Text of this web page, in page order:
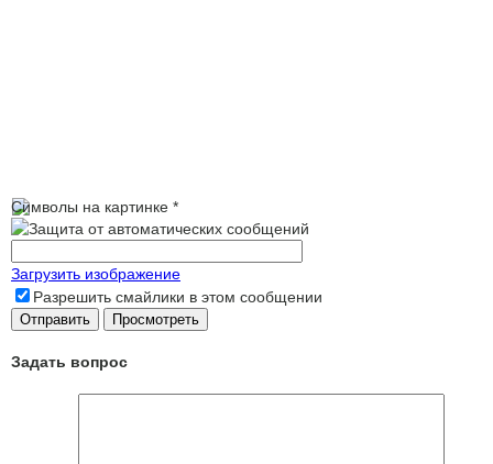
Символы на картинке *
Загрузить изображение
Разрешить смайлики в этом сообщении
Задать вопрос